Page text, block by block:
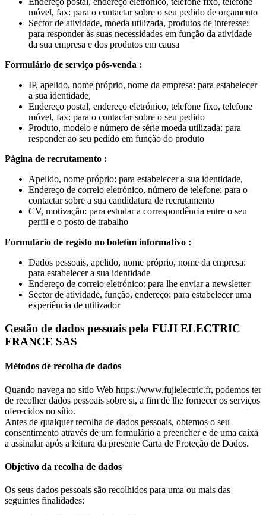
móvel, fax: para o contactar sobre o seu pedido de orçamento
Sector de atividade, moeda utilizada, produtos de interesse:
para responder às suas necessidades em função da atividade
da sua empresa e dos produtos em causa
Formulário de serviço pós-venda :
IP, apelido, nome próprio, nome da empresa: para estabelecer
a sua identidade,
Endereço postal, endereço eletrónico, telefone fixo, telefone
móvel, fax: para o contactar sobre o seu pedido
Produto, modelo e número de série moeda utilizada: para
responder ao seu pedido em função do produto
Página de recrutamento :
Apelido, nome próprio: para estabelecer a sua identidade,
Endereço de correio eletrónico, número de telefone: para o
contactar sobre a sua candidatura de recrutamento
CV, motivação: para estudar a correspondência entre o seu
perfil e o posto de trabalho
Formulário de registo no boletim informativo :
Dados pessoais, apelido, nome próprio, nome da empresa:
para estabelecer a sua identidade
Endereço de correio eletrónico: para lhe enviar a newsletter
Sector de atividade, função, endereço: para estabelecer uma
experiência de utilizador
Gestão de dados pessoais pela FUJI ELECTRIC
FRANCE SAS
Métodos de recolha de dados
Quando navega no sítio Web https://www.fujielectric.fr, podemos ter
de recolher dados pessoais sobre si, a fim de lhe fornecer os serviços
oferecidos no sítio.
Antes de qualquer recolha de dados pessoais, obtemos o seu
consentimento através de um formulário a preencher e de uma caixa
a assinalar após a leitura da presente Carta de Proteção de Dados.
Objetivo da recolha de dados
Os seus dados pessoais são recolhidos para uma ou mais das
seguintes finalidades: